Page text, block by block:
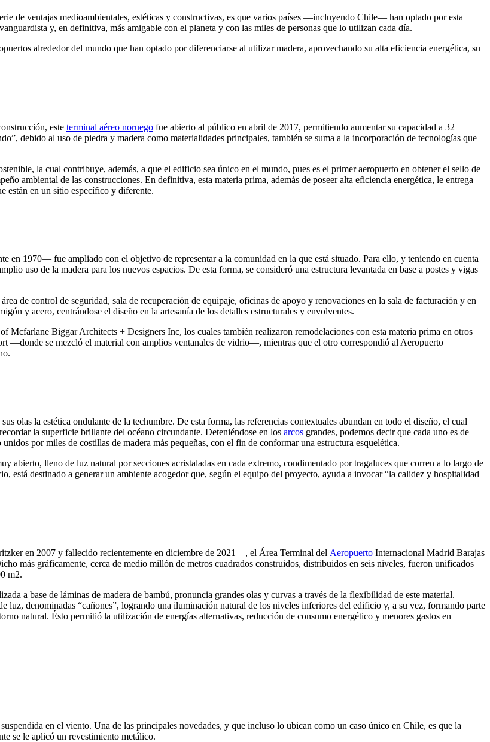
de ventajas medioambientales, estéticas y constructivas, es que varios países —incluyendo Chile— han optado por esta
y, en definitiva, más amigable con el planeta y con las miles de personas que lo utilizan cada día.
alrededor del mundo que han optado por diferenciarse al utilizar madera, aprovechando su alta eficiencia energética, su
este terminal aéreo noruego fue abierto al público en abril de 2017, permitiendo aumentar su capacidad a 32
debido al uso de piedra y madera como materialidades principales, también se suma a la incorporación de tecnologías que
la cual contribuye, además, a que el edificio sea único en el mundo, pues es el primer aeropuerto en obtener el sello de
ambiental de las construcciones. En definitiva, esta materia prima, además de poseer alta eficiencia energética, le entrega
están en un sitio específico y diferente.
en 1970— fue ampliado con el objetivo de representar a la comunidad en la que está situado. Para ello, y teniendo en cuenta
uso de la madera para los nuevos espacios. De esta forma, se consideró una estructura levantada en base a postes y vigas
de control de seguridad, sala de recuperación de equipaje, oficinas de apoyo y renovaciones en la sala de facturación y en
y acero, centrándose el diseño en la artesanía de los detalles estructurales y envolventes.
Mcfarlane Biggar Architects + Designers Inc, los cuales también realizaron remodelaciones con esta materia prima en otros
—donde se mezcló el material con amplios ventanales de vidrio—, mientras que el otro correspondió al Aeropuerto
olas la estética ondulante de la techumbre. De esta forma, las referencias contextuales abundan en todo el diseño, el cual
la superficie brillante del océano circundante. Deteniéndose en los arcos grandes, podemos decir que cada uno es de
por miles de costillas de madera más pequeñas, con el fin de conformar una estructura esquelética.
abierto, lleno de luz natural por secciones acristaladas en cada extremo, condimentado por tragaluces que corren a lo largo de
está destinado a generar un ambiente acogedor que, según el equipo del proyecto, ayuda a invocar “la calidez y hospitalidad
en 2007 y fallecido recientemente en diciembre de 2021—, el Área Terminal del Aeropuerto Internacional Madrid Barajas
más gráficamente, cerca de medio millón de metros cuadrados construidos, distribuidos en seis niveles, fueron unificados
m2.
a base de láminas de madera de bambú, pronuncia grandes olas y curvas a través de la flexibilidad de este material.
luz, denominadas “cañones”, logrando una iluminación natural de los niveles inferiores del edificio y, a su vez, formando parte
natural. Ésto permitió la utilización de energías alternativas, reducción de consumo energético y menores gastos en
en el viento. Una de las principales novedades, y que incluso lo ubican como un caso único en Chile, es que la
se le aplicó un revestimiento metálico.